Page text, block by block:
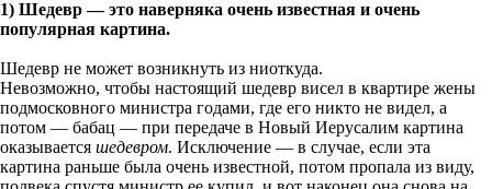
1) Шедевр — это наверняка очень известная и очень
популярная картина.
Шедевр не может возникнуть из ниоткуда.
Невозможно, чтобы настоящий шедевр висел в квартире жены
подмосковного министра годами, где его никто не видел, а
потом — бабац — при передаче в Новый Иерусалим картина
оказывается шедевром. Исключение — в случае, если эта
картина раньше была очень известной, потом пропала из виду,